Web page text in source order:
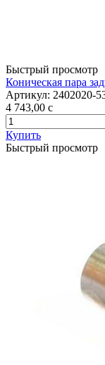
Быстрый просмотр
Коническая пара
Артикул: 2402020-
4 743,00 c
Купить
Быстрый просмотр